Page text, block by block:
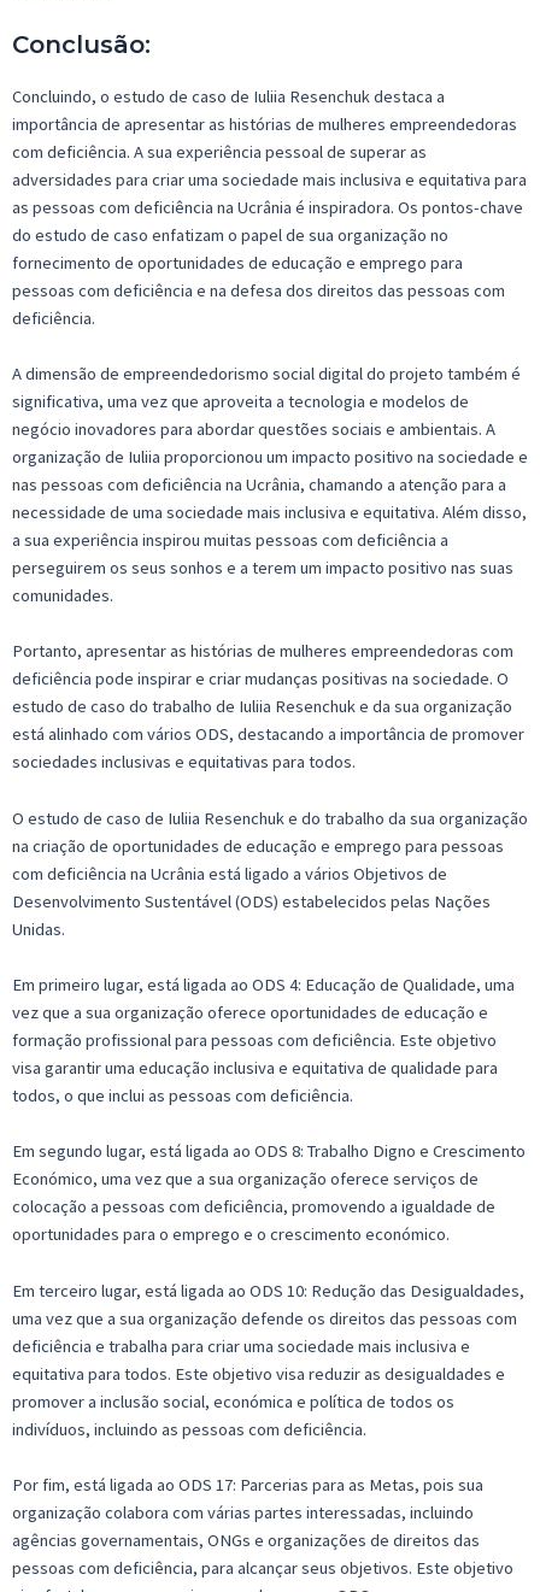
Conclusão:
Concluindo, o estudo de caso de Iuliia Resenchuk destaca a
importância de apresentar as histórias de mulheres empreendedoras
com deficiência. A sua experiência pessoal de superar as
adversidades para criar uma sociedade mais inclusiva e equitativa para
as pessoas com deficiência na Ucrânia é inspiradora. Os pontos-chave
do estudo de caso enfatizam o papel de sua organização no
fornecimento de oportunidades de educação e emprego para
pessoas com deficiência e na defesa dos direitos das pessoas com
deficiência.
A dimensão de empreendedorismo social digital do projeto também é
significativa, uma vez que aproveita a tecnologia e modelos de
negócio inovadores para abordar questões sociais e ambientais. A
organização de Iuliia proporcionou um impacto positivo na sociedade e
nas pessoas com deficiência na Ucrânia, chamando a atenção para a
necessidade de uma sociedade mais inclusiva e equitativa. Além disso,
a sua experiência inspirou muitas pessoas com deficiência a
perseguirem os seus sonhos e a terem um impacto positivo nas suas
comunidades.
Portanto, apresentar as histórias de mulheres empreendedoras com
deficiência pode inspirar e criar mudanças positivas na sociedade. O
estudo de caso do trabalho de Iuliia Resenchuk e da sua organização
está alinhado com vários ODS, destacando a importância de promover
sociedades inclusivas e equitativas para todos.
O estudo de caso de Iuliia Resenchuk e do trabalho da sua organização
na criação de oportunidades de educação e emprego para pessoas
com deficiência na Ucrânia está ligado a vários Objetivos de
Desenvolvimento Sustentável (ODS) estabelecidos pelas Nações
Unidas.
Em primeiro lugar, está ligada ao ODS 4: Educação de Qualidade, uma
vez que a sua organização oferece oportunidades de educação e
formação profissional para pessoas com deficiência. Este objetivo
visa garantir uma educação inclusiva e equitativa de qualidade para
todos, o que inclui as pessoas com deficiência.
Em segundo lugar, está ligada ao ODS 8: Trabalho Digno e Crescimento
Económico, uma vez que a sua organização oferece serviços de
colocação a pessoas com deficiência, promovendo a igualdade de
oportunidades para o emprego e o crescimento económico.
Em terceiro lugar, está ligada ao ODS 10: Redução das Desigualdades,
uma vez que a sua organização defende os direitos das pessoas com
deficiência e trabalha para criar uma sociedade mais inclusiva e
equitativa para todos. Este objetivo visa reduzir as desigualdades e
promover a inclusão social, económica e política de todos os
indivíduos, incluindo as pessoas com deficiência.
Por fim, está ligada ao ODS 17: Parcerias para as Metas, pois sua
organização colabora com várias partes interessadas, incluindo
agências governamentais, ONGs e organizações de direitos das
pessoas com deficiência, para alcançar seus objetivos. Este objetivo